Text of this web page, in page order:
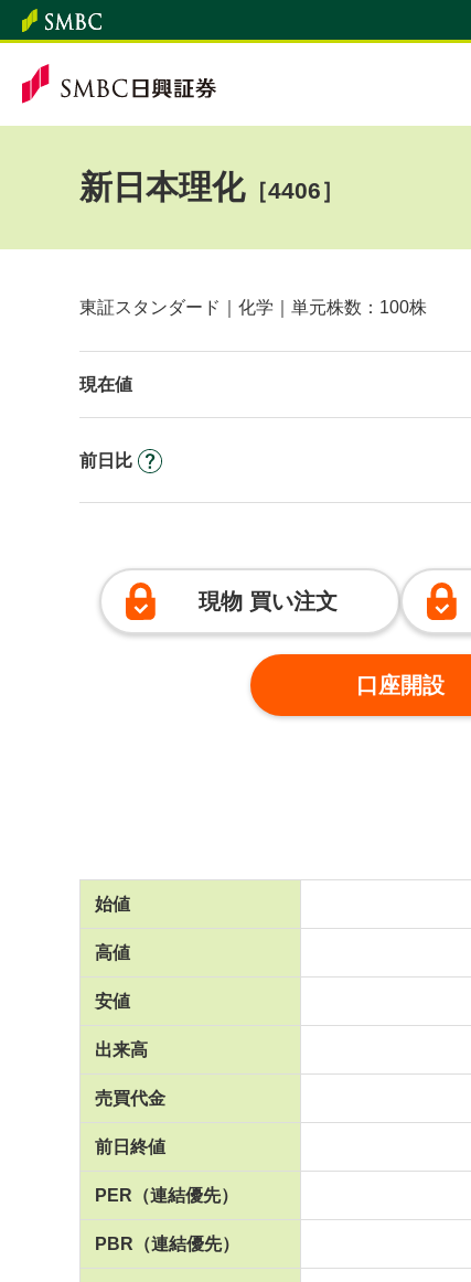
新日本理化［4406］
東証スタンダード｜化学｜単元株数：100株
現在値
前日比
現物 買い注文
口座開設
始値
高値
安値
出来高
売買代金
前日終値
PER （連結優先）
PBR （連結優先）